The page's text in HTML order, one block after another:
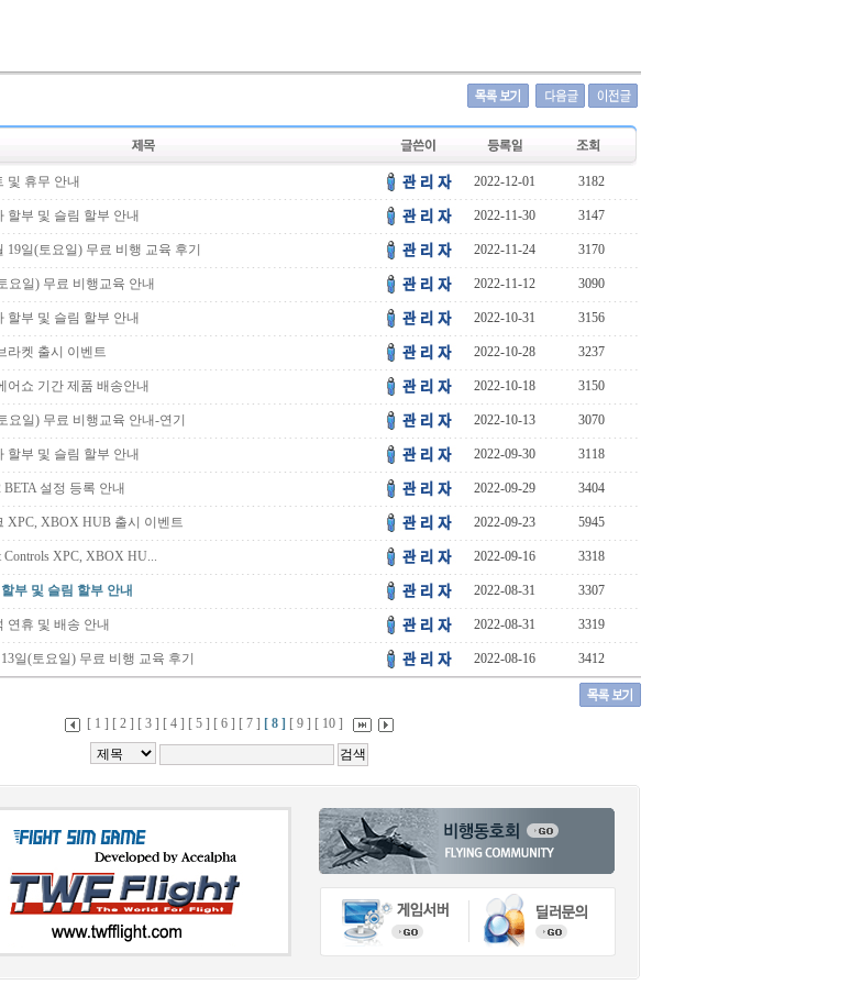
및 휴무 안내 2022-12-01 3182
할부 및 슬림 할부 안내 2022-11-30 3147
19일(토요일) 무료 비행 교육 후기 2022-11-24 3170
요일) 무료 비행교육 안내 2022-11-12 3090
할부 및 슬림 할부 안내 2022-10-31 3156
라켓 출시 이벤트 2022-10-28 3237
어쇼 기간 제품 배송안내 2022-10-18 3150
요일) 무료 비행교육 안내-연기 2022-10-13 3070
할부 및 슬림 할부 안내 2022-09-30 3118
설정 등록 안내 2022-09-29 3404
XPC, XBOX HUB 출시 이벤트 2022-09-23 5945
Controls XPC, XBOX HU... 2022-09-16 3318
부 및 슬림 할부 안내 2022-08-31 3307
연휴 및 배송 안내 2022-08-31 3319
일(토요일) 무료 비행 교육 후기 2022-08-16 3412
[ 1 ] [ 2 ] [ 3 ] [ 4 ] [ 5 ] [ 6 ] [ 7 ] [ 8 ] [ 9 ] [ 10 ]